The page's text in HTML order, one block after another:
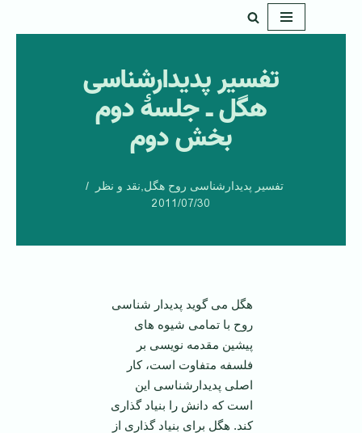
تفسیر پدیدارشناسی
هگل ـ جلسۀ دوم
بخش دوم
تفسیر پدیدارشناسی روح هگل,نقد و نظر
2011/07/30
هگل می­ گوید پدیدار شناسی
روح با تمامی شیوه های
پیشین مقدمه نویسی بر
فلسفه متفاوت است، کار
اصلی پدیدارشناسی این
است که دانش را بنیاد گذاری
کند. هگل برای بنیاد گذاری از